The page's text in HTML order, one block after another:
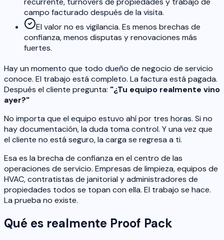
campo facturado después de la visita.
El valor no es vigilancia. Es menos brechas de
confianza, menos disputas y renovaciones más
fuertes.
Hay un momento que todo dueño de negocio de servicio
conoce. El trabajo está completo. La factura está pagada.
Después el cliente pregunta: "¿Tu equipo realmente vino
ayer?"
No importa que el equipo estuvo ahí por tres horas. Si no
hay documentación, la duda toma control. Y una vez que
el cliente no está seguro, la carga se regresa a ti.
Esa es la brecha de confianza en el centro de las
operaciones de servicio. Empresas de limpieza, equipos de
HVAC, contratistas de janitorial y administradores de
propiedades todos se topan con ella. El trabajo se hace.
La prueba no existe.
Qué es realmente Proof Pack